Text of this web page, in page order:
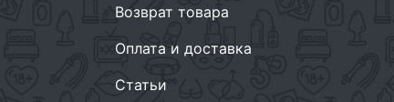
Возврат товара
Оплата и доставка
Статьи